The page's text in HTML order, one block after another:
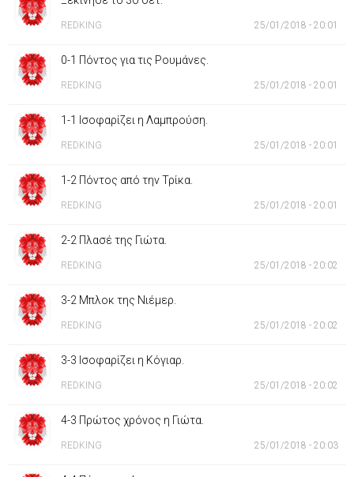
REDKING 25/01/2018 - 20:01
0-1 Πόντος για τις Ρουμάνες.
REDKING 25/01/2018 - 20:01
1-1 Ισοφαρίζει η Λαμπρούση.
REDKING 25/01/2018 - 20:01
1-2 Πόντος από την Τρίκα.
REDKING 25/01/2018 - 20:01
2-2 Πλασέ της Γιώτα.
REDKING 25/01/2018 - 20:02
3-2 Μπλοκ της Νιέμερ.
REDKING 25/01/2018 - 20:02
3-3 Ισοφαρίζει η Κόγιαρ.
REDKING 25/01/2018 - 20:02
4-3 Πρώτος χρόνος η Γιώτα.
REDKING 25/01/2018 - 20:03